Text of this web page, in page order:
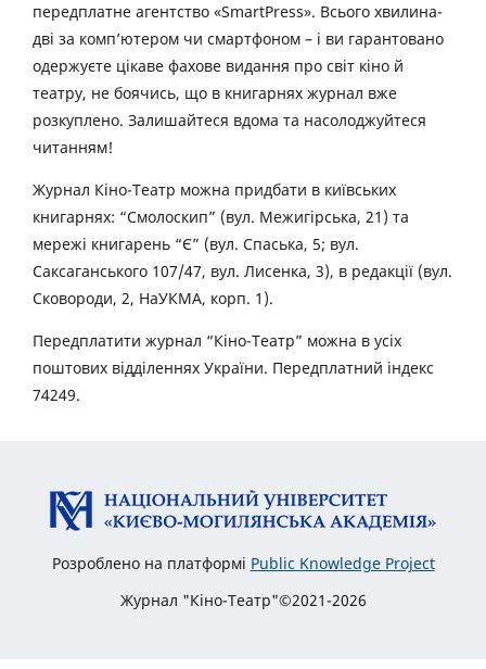
передплатне агентство «SmartPress». Всього хвилина-
дві за комп’ютером чи смартфоном – і ви гарантовано
одержуєте цікаве фахове видання про світ кіно й
театру, не боячись, що в книгарнях журнал вже
розкуплено. Залишайтеся вдома та насолоджуйтеся
читанням!
Журнал Кіно-Театр можна придбати в київських
книгарнях: “Смолоскип” (вул. Межигірська, 21) та
мережі книгарень “Є” (вул. Спаська, 5; вул.
Саксаганського 107/47, вул. Лисенка, 3), в редакції (вул.
Сковороди, 2, НаУКМА, корп. 1).
Передплатити журнал “Кіно-Театр” можна в усіх
поштових відділеннях України. Передплатний індекс
74249.
Розроблено на платформі Public Knowledge Project
Журнал "Кіно-Театр"©2021-2026